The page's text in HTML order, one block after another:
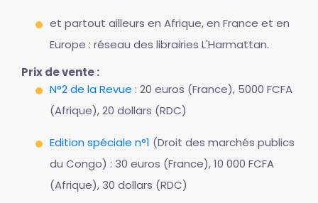
et partout ailleurs en Afrique, en France et en
Europe : réseau des librairies L'Harmattan.
Prix de vente :
N°2 de la Revue : 20 euros (France), 5000 FCFA
(Afrique), 20 dollars (RDC)
Edition spéciale n°1 (Droit des marchés publics
du Congo) : 30 euros (France), 10 000 FCFA
(Afrique), 30 dollars (RDC)